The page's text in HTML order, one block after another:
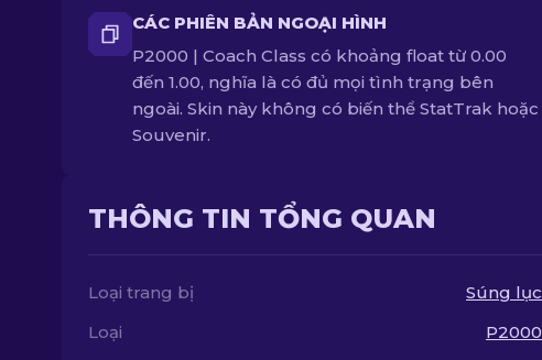
CÁC PHIÊN BẢN NGOẠI HÌNH
P2000 | Coach Class có khoảng float từ 0.00
đến 1.00, nghĩa là có đủ mọi tình trạng bên
ngoài. Skin này không có biến thể StatTrak hoặc
Souvenir.
THÔNG TIN TỔNG QUAN
Loại trang bị
Súng lục
Loại
P2000